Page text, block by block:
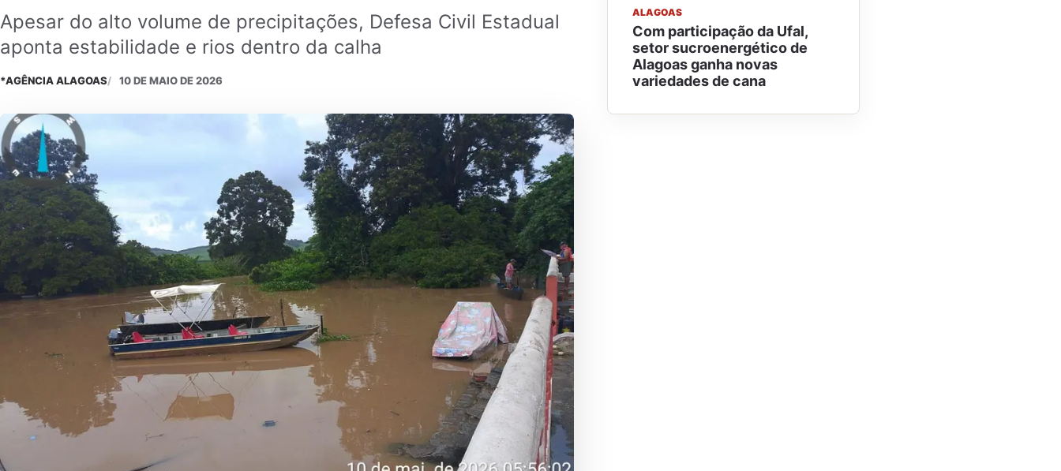
Apesar do alto volume de precipitações, Defesa Civil Estadual
aponta estabilidade e rios dentro da calha
*AGÊNCIA ALAGOAS 10 DE MAIO DE 2026
ALAGOAS
Com participação da Ufal,
setor sucroenergético de
Alagoas ganha novas
variedades de cana